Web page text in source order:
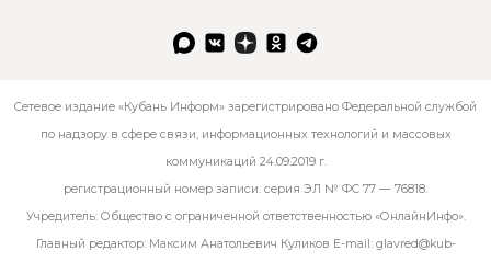
Сетевое издание «Кубань Информ» зарегистрировано Федеральной службой
по надзору в сфере связи, информационных технологий и массовых
коммуникаций 24.09.2019 г.
регистрационный номер записи: серия ЭЛ № ФС 77 — 76818.
Учредитель: Общество с ограниченной ответственностью «ОнлайнИнфо».
Главный редактор: Максим Анатольевич Куликов E-mail: glavred@kub-